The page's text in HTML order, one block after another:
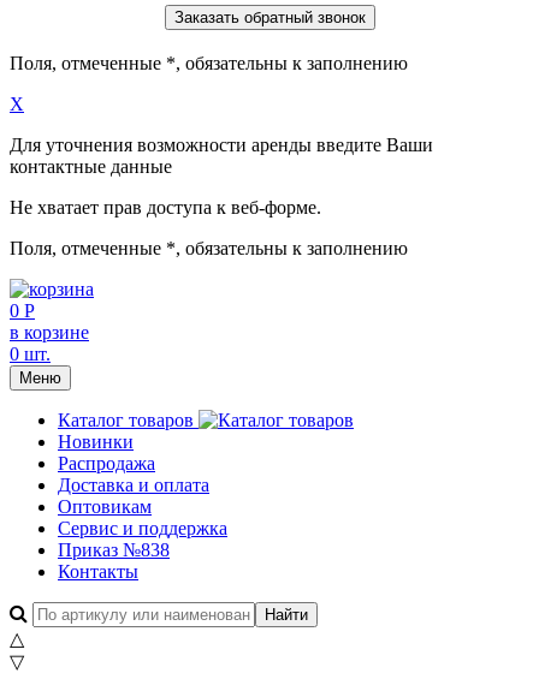
Поля, отмеченные *, обязательны к заполнению
X
Для уточнения возможности аренды введите Ваши
контактные данные
Не хватает прав доступа к веб-форме.
Поля, отмеченные *, обязательны к заполнению
0 Р
в корзине
0 шт.
Меню
Каталог товаров
Новинки
Распродажа
Доставка и оплата
Оптовикам
Сервис и поддержка
Приказ №838
Контакты
△
▽